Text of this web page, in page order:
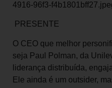
4916-96f3-
PRESENTE
O CEO que melhor
seja Paul Polman, da
liderança distribuída,
Ele ainda é um outsider,